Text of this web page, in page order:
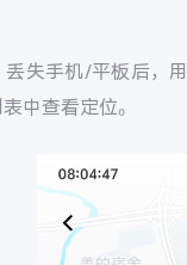
丢失手机/平板后，
中查看定位。